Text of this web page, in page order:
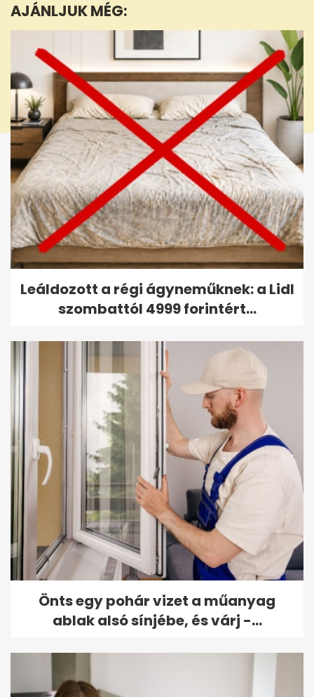
32
seconds
AJÁNLJUK MÉG:
Leáldozott a régi ágyneműknek: a Lidl
szombattól 4999 forintért...
Önts egy pohár vizet a műanyag
ablak alsó sínjébe, és várj -...